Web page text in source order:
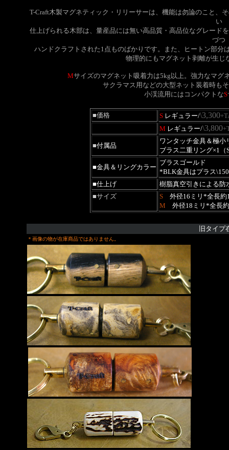
T-Craft木製マグネティック・リリーサーは、機能は勿論のこと、
い
仕上げられる木部は、量産品には無い高品質・高品位なグレード
づつ
ハンドクラフトされた1点ものばかりです。また、
ヒートン部分
物理的にもマグネット剥離が生じ
Mサイズのマグネット吸着力は5kg以上。強力なマグ
サクラマス用などの大型ネット装着時も
小渓流用にはコンパクトなS
■価格 Sレギュラー/\3,300
M レギュラー/\3,800
■付属品
ワンタッチ金具＆極小
ブラス二重リング×1
■金具＆リングカラー
ブラスゴールド
*BLK金具はプラス
■仕上げ
樹脂真空引きによる防
■サイズ
S
外径16ミリ*全長約
M
外径18ミリ*全長約
旧タイプ
＊画像の物が在庫商品ではありません。